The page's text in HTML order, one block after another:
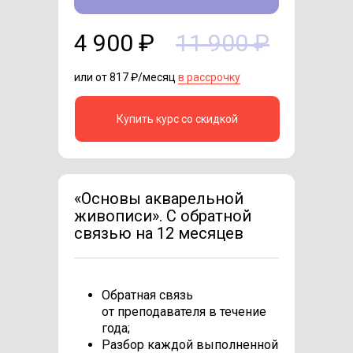
или от 817 ₽/месяц в рассрочку
11 900 ₽
4 900 ₽
Купить курс со скидкой
Обратная связь
от преподавателя в течение
года;
Разбор каждой выполненной
«Основы акварельной
живописи». С обратной
связью на 12 месяцев